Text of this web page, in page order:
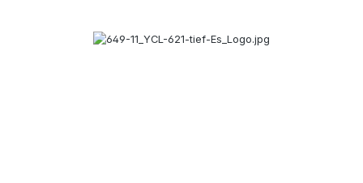
Bildergalerie überspringen